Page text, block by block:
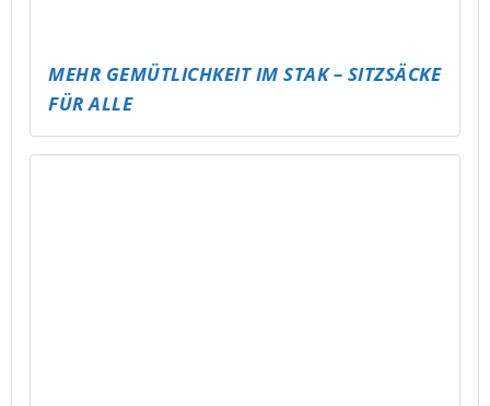
SKATEPARK SCHMÖLLN AUFFRISCHEN –